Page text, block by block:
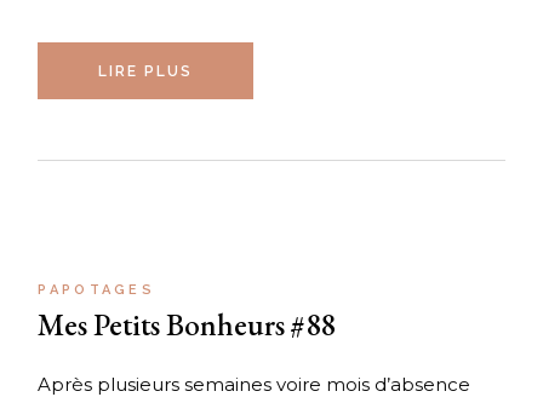
LIRE PLUS
PAPOTAGES
Mes Petits Bonheurs #88
Après plusieurs semaines voire mois d’absence